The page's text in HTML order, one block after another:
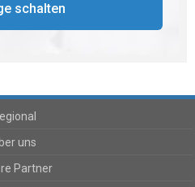
schalten
uns
Partner